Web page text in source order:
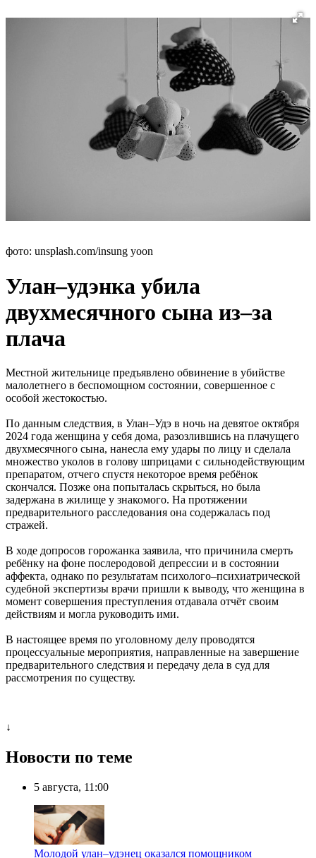
фото: unsplash.com/insung yoon
Улан–удэнка убила
двухмесячного сына из–за
плача
Местной жительнице предъявлено обвинение в убийстве
малолетнего в беспомощном состоянии, совершенное с
особой жестокостью.
По данным следствия, в Улан–Удэ в ночь на девятое октября
2024 года женщина у себя дома, разозлившись на плачущего
двухмесячного сына, нанесла ему удары по лицу и сделала
множество уколов в голову шприцами с сильнодействующим
препаратом, отчего спустя некоторое время ребёнок
скончался. Позже она попыталась скрыться, но была
задержана в жилище у знакомого. На протяжении
предварительного расследования она содержалась под
стражей.
В ходе допросов горожанка заявила, что причинила смерть
ребёнку на фоне послеродовой депрессии и в состоянии
аффекта, однако по результатам психолого–психиатрической
судебной экспертизы врачи пришли к выводу, что женщина в
момент совершения преступления отдавала отчёт своим
действиям и могла руководить ими.
В настоящее время по уголовному делу проводятся
процессуальные мероприятия, направленные на завершение
предварительного следствия и передачу дела в суд для
рассмотрения по существу.
↓
Новости по теме
5 августа, 11:00
Молодой улан–удэнец оказался помощником